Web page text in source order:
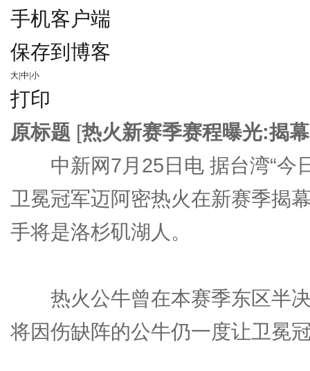
手机客户端
保存到博客
大 中 小
打印
原标题 [热火新赛季赛程曝光:揭
中新网7月25日电 据台湾“今
卫冕冠军迈阿密热火在新赛季揭
手将是洛杉矶湖人。
热火公牛曾在本赛季东区半决
将因伤缺阵的公牛仍一度让卫冕